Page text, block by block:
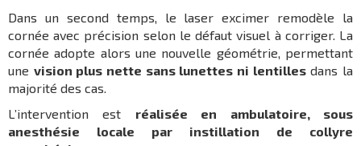
Dans un second temps, le laser excimer remodèle la
cornée avec précision selon le défaut visuel à corriger. La
cornée adopte alors une nouvelle géométrie, permettant
une vision plus nette sans lunettes ni lentillesdans la
majorité des cas.
L’intervention est réalisée en ambulatoire, sous
anesthésie locale par instillation de collyre